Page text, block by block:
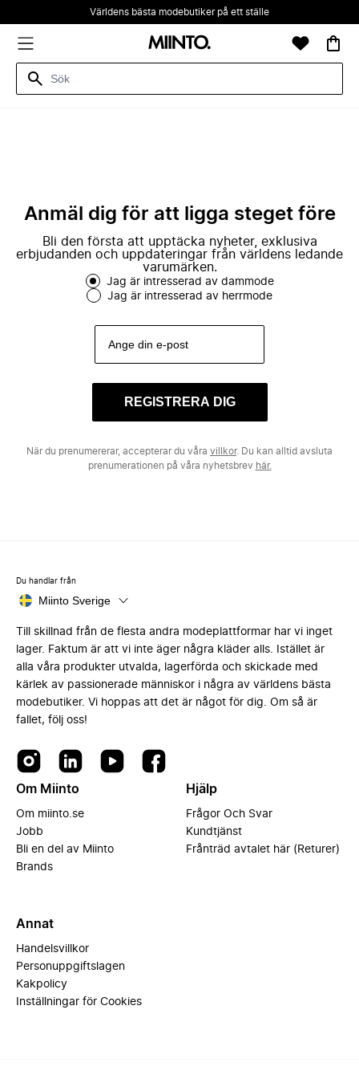
Världens bästa modebutiker på ett ställe
Anmäl dig för att ligga steget före
Bli den första att upptäcka nyheter, exklusiva
erbjudanden och uppdateringar från världens ledande
varumärken.
Jag är intresserad av dammode
Jag är intresserad av herrmode
REGISTRERA DIG
När du prenumererar, accepterar du våra villkor. Du kan alltid avsluta
prenumerationen på våra nyhetsbrev här.
Du handlar från
Miinto Sverige
Till skillnad från de flesta andra modeplattformar har vi inget
lager. Faktum är att vi inte äger några kläder alls. Istället är
alla våra produkter utvalda, lagerförda och skickade med
kärlek av passionerade människor i några av världens bästa
modebutiker. Vi hoppas att det är något för dig. Om så är
fallet, följ oss!
Om Miinto
Om miinto.se
Jobb
Bli en del av Miinto
Brands
Hjälp
Frågor Och Svar
Kundtjänst
Frånträd avtalet här (Returer)
Annat
Handelsvillkor
Personuppgiftslagen
Kakpolicy
Inställningar för Cookies